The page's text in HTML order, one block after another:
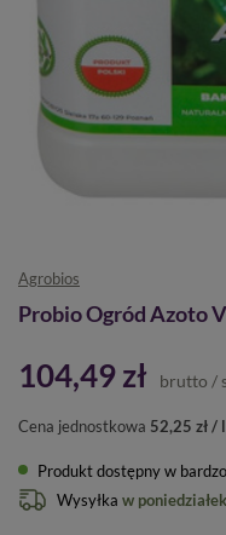
Agrobios
Probio Ogród Azoto
104,49 zł brutto /
Cena jednostkowa 52,25 zł / l
Produkt dostępny w
Wysyłka w poniedziałek